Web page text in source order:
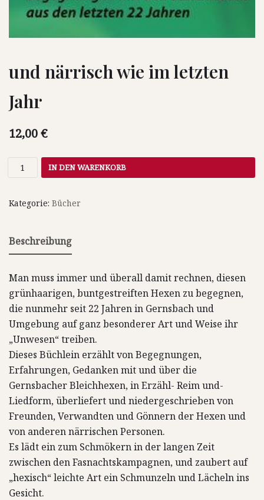
und närrisch wie im letzten
Jahr
12,00€
IN DEN WARENKORB
Kategorie: Bücher
Beschreibung
Man muss immer und überall damit rechnen, diesen
grünhaarigen, buntgestreiften Hexen zu begegnen,
die nunmehr seit 22 Jahren in Gernsbach und
Umgebung auf ganz besonderer Art und Weise ihr
„Unwesen“ treiben.
Dieses Büchlein erzählt von Begegnungen,
Erfahrungen, Gedanken mit und über die
Gernsbacher Bleichhexen, in Erzähl- Reim und-
Liedform, überliefert und niedergeschrieben von
Freunden, Verwandten und Gönnern der Hexen und
von anderen närrischen Personen.
Es lädt ein zum Schmökern in der langen Zeit
zwischen den Fasnachtskampagnen, und zaubert auf
„hexisch“ leichte Art ein Schmunzeln und Lächeln ins
Gesicht.